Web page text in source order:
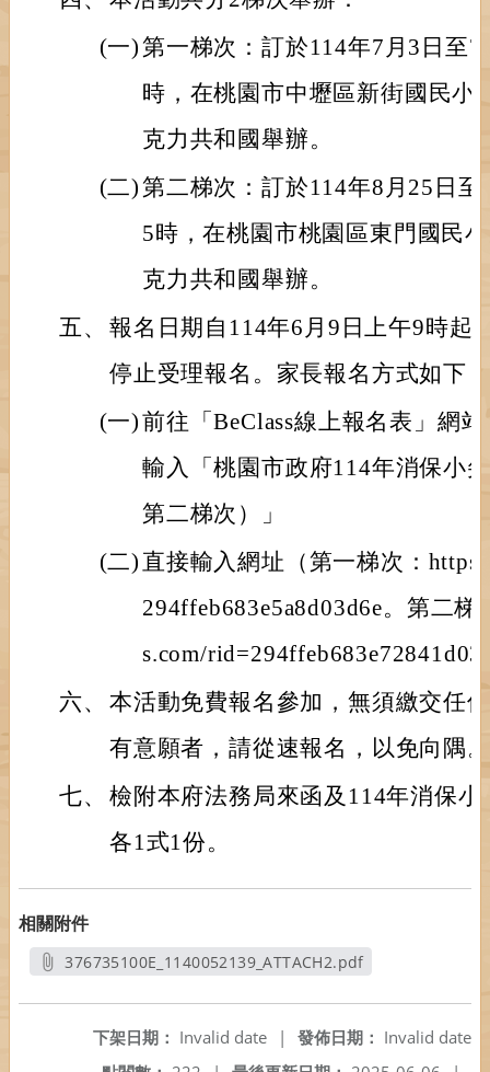
(一)第一梯次：訂於114年7月3日至
時，在桃園市中壢區新街國民小
克力共和國舉辦。
(二)第二梯次：訂於114年8月25日
5時，在桃園市桃園區東門國民
克力共和國舉辦。
五、 報名日期自114年6月9日上午9時起
停止受理報名。家長報名方式如下：
(一)前往「BeClass線上報名表」網
輸入「桃園市政府114年消保小
第二梯次）」
(二) 直接輸入網址（第一梯次：
294ffeb683e5a8d03d6e。第二梯
s.com/
六、 本活動免費報名參加，無須繳交任
有意願者，請從速報名，以免向隅。
七、 檢附本府法務局來函及114年消保
各1式1份。
相關附件
376735100E_1140052139_ATTACH2.pdf
發佈日期： Invalid date
下架日期： Invalid date
|